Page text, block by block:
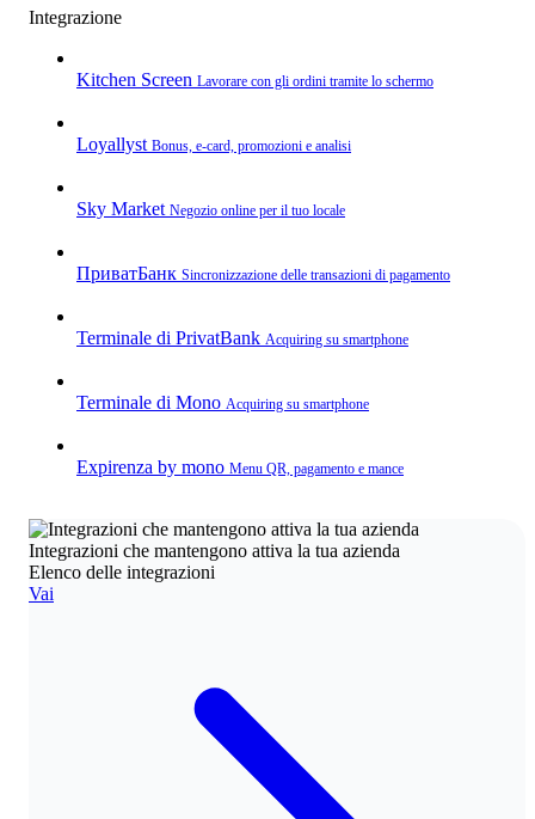
Integrazione
Kitchen Screen Lavorare con gli ordini tramite lo schermo
Loyallyst Bonus, e‑card, promozioni e analisi
Sky Market Negozio online per il tuo locale
ПриватБанк Sincronizzazione delle transazioni di pagamento
Terminale di PrivatBank Acquiring su smartphone
Terminale di Mono Acquiring su smartphone
Expirenza by mono Menu QR, pagamento e mance
Integrazioni che mantengono attiva la tua azienda
Elenco delle integrazioni
Vai